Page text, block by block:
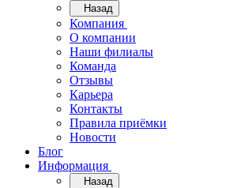
Назад
Компания
О компании
Наши филиалы
Команда
Отзывы
Карьера
Контакты
Правила приёмки
Новости
Блог
Информация
Назад